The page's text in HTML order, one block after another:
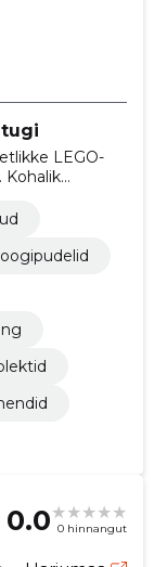
tugi
LEGO-
Kohalik
0.0 0 hinnangut